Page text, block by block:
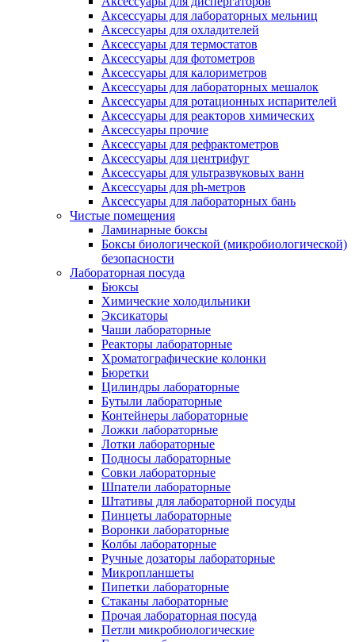
Аксессуары для лабораторных мельниц
Аксессуары для охладителей
Аксессуары для термостатов
Аксессуары для фотометров
Аксессуары для калориметров
Аксессуары для лабораторных мешалок
Аксессуары для ротационных испарителей
Аксессуары для реакторов химических
Аксессуары прочие
Аксессуары для рефрактометров
Аксессуары для центрифуг
Аксессуары для ультразвуковых ванн
Аксессуары для ph-метров
Аксессуары для лабораторных бань
Чистые помещения
Ламинарные боксы
Боксы биологической (микробиологической)
безопасности
Лабораторная посуда
Бюксы
Химические холодильники
Эксикаторы
Чаши лабораторные
Реакторы лабораторные
Хроматографические колонки
Бюретки
Цилиндры лабораторные
Бутыли лабораторные
Контейнеры лабораторные
Ложки лабораторные
Лотки лабораторные
Подносы лабораторные
Совки лабораторные
Шпатели лабораторные
Штативы для лабораторной посуды
Пинцеты лабораторные
Воронки лабораторные
Колбы лабораторные
Ручные дозаторы лабораторные
Микропланшеты
Пипетки лабораторные
Стаканы лабораторные
Прочая лабораторная посуда
Петли микробиологические